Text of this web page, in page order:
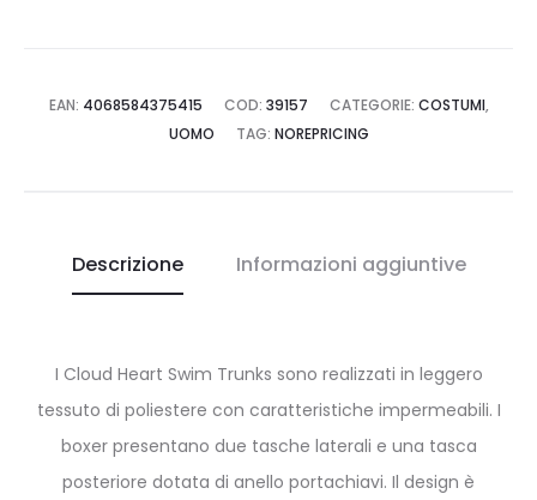
EAN: 4068584375415 COD: 39157 CATEGORIE: COSTUMI,
UOMO
TAG: NOREPRICING
Descrizione Informazioni aggiuntive
I Cloud Heart Swim Trunks sono realizzati in leggero
tessuto di poliestere con caratteristiche impermeabili. I
boxer presentano due tasche laterali e una tasca
posteriore dotata di anello portachiavi. Il design è